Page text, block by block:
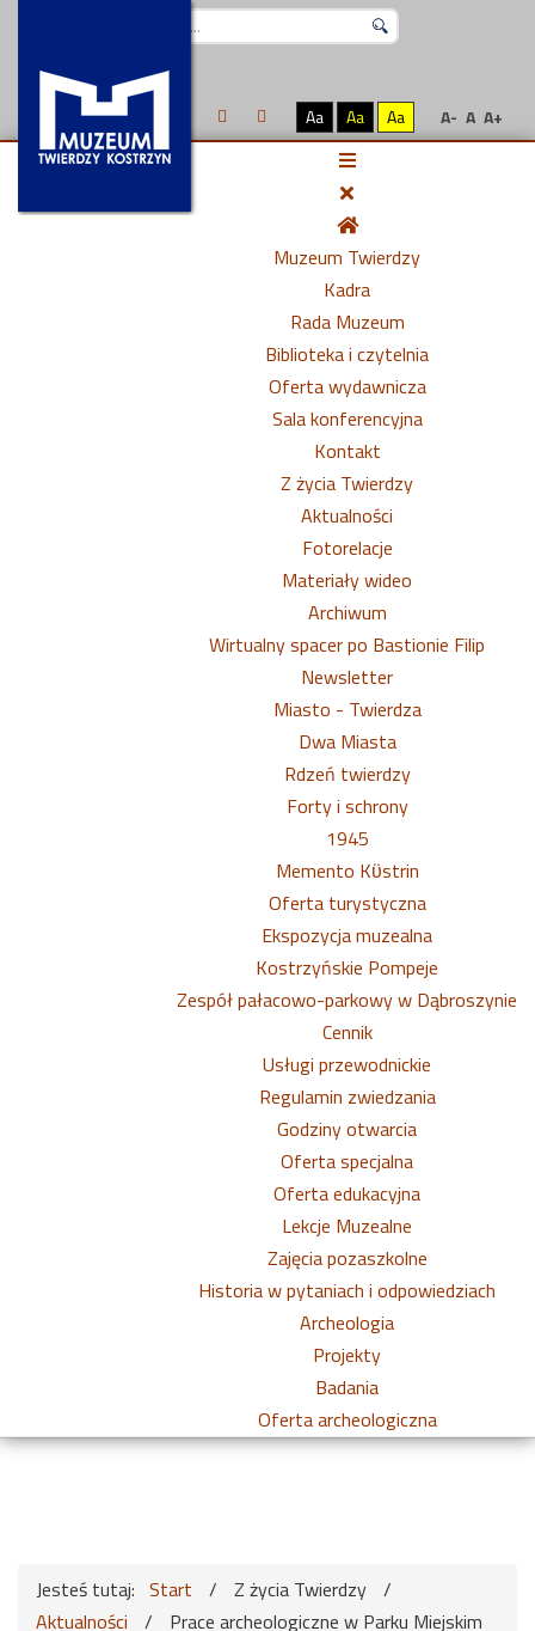
Aa Aa Aa A- A A+
Muzeum Twierdzy
Kadra
Rada Muzeum
Biblioteka i czytelnia
Oferta wydawnicza
Sala konferencyjna
Kontakt
Z życia Twierdzy
Aktualności
Fotorelacje
Materiały wideo
Archiwum
Wirtualny spacer po Bastionie Filip
Newsletter
Miasto - Twierdza
Dwa Miasta
Rdzeń twierdzy
Forty i schrony
1945
Memento Kϋstrin
Oferta turystyczna
Ekspozycja muzealna
Kostrzyńskie Pompeje
Zespół pałacowo-parkowy w Dąbroszynie
Cennik
Usługi przewodnickie
Regulamin zwiedzania
Godziny otwarcia
Oferta specjalna
Oferta edukacyjna
Lekcje Muzealne
Zajęcia pozaszkolne
Historia w pytaniach i odpowiedziach
Archeologia
Projekty
Badania
Oferta archeologiczna
Jesteś tutaj: Start / Z życia Twierdzy /
Aktualności
/ Prace archeologiczne w Parku Miejskim